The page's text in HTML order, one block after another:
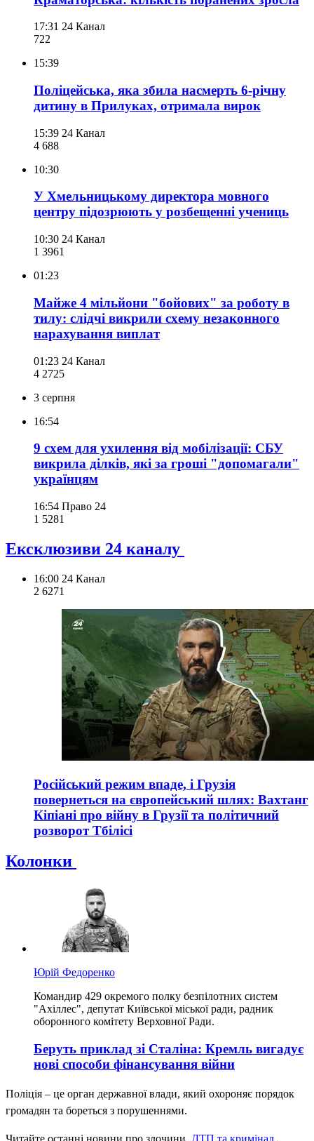
17:31 24 Канал
722
15:39
Поліцейська, яка збила насмерть 6-річну
дитину в Прилуках, отримала вирок
15:39 24 Канал
4 688
10:30
У Хмельницькому директора мовного
центру підозрюють у розбещенні учениць
10:30 24 Канал
1 3961
01:23
Майже 4 мільйони "бойових" за роботу в
тилу: слідчі викрили схему незаконного
нарахування виплат
01:23 24 Канал
4 2725
3 серпня
16:54
9 схем для ухилення від мобілізації: СБУ
викрила ділків, які за гроші "допомагали"
українцям
16:54 Право 24
1 5281
Ексклюзиви 24 каналу
16:00 24 Канал
2 6271
Російський режим впаде, і Грузія
повернеться на європейський шлях: Вахтанг
Кіпіані про війну в Грузії та політичний
розворот Тбілісі
Колонки
Юрій Федоренко
Командир 429 окремого полку безпілотних систем
"Ахіллес", депутат Київської міської ради, радник
оборонного комітету Верховної Ради.
Беруть приклад зі Сталіна: Кремль вигадує
нові способи фінансування війни
Поліція – це орган державної влади, який охороняє порядок
громадян та бореться з порушеннями.
Читайте останні новини про злочини, ДТП та кримінал,